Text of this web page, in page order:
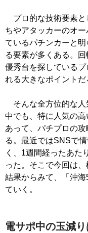
プロ的な技術要素と
ちやアタッカーのオ
ているパチンカーと
る要素が多くある。
優秀台を探している
れる大きなポイントだ
そんな全方位的な人
中でも、特に人気の
あって、パチプロの
る。最近ではSNSで
く、1週間経ったあた
った。そこで今回は
結果からみて、「沖
ていく。
電サポ中の玉減